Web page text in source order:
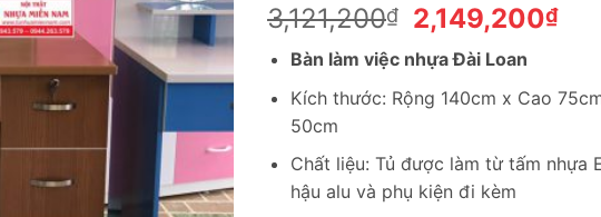
3,121,200₫
Giá
gốc
là:
3,121,200₫.
2,149,200₫Giá
là:
Bàn làm việc nhựa Đài Loan
Kích thước: Rộng 140cm x Cao
50cm
Chất liệu: Tủ được làm từ tấm nhựa
hậu alu và phụ kiện đi kèm